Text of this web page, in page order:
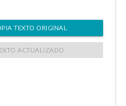
TEXTO ORIGINAL
ACTUALIZADO